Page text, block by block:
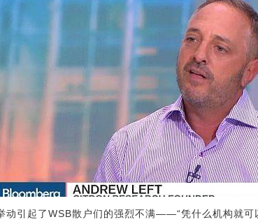
动引起了WSB散户们的强烈不满——“凭什么机构就可